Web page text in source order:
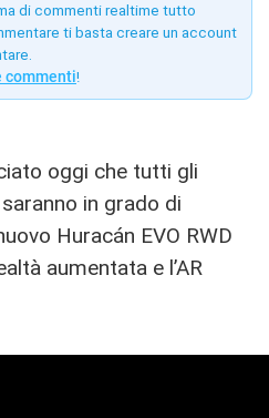
di commenti realtime tutto
ti basta creare un account
commenti!
oggi che tutti gli
in grado di
Huracán EVO RWD
aumentata e l’AR